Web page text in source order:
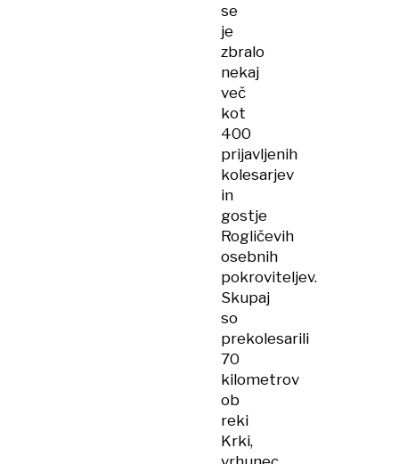
se
je
zbralo
nekaj
več
kot
400
prijavljenih
kolesarjev
in
gostje
Rogličevih
osebnih
pokroviteljev.
Skupaj
so
prekolesarili
70
kilometrov
ob
reki
Krki,